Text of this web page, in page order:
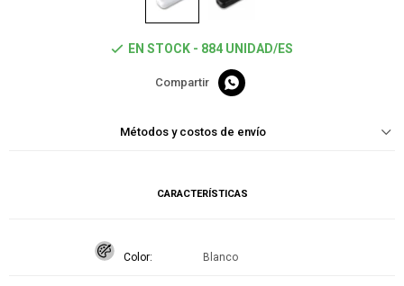
EN STOCK - 884 UNIDAD/ES

Métodos y costos de envío
CARACTERÍSTICAS
Color Blanco